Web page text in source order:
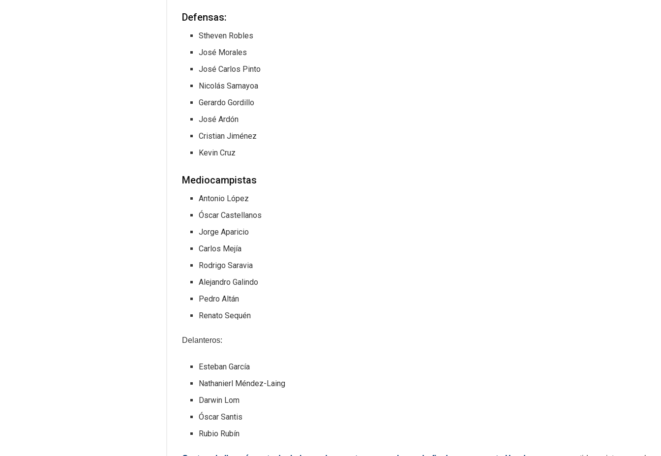
Defensas:
Stheven Robles
José Morales
José Carlos Pinto
Nicolás Samayoa
Gerardo Gordillo
José Ardón
Cristian Jiménez
Kevin Cruz
Mediocampistas
Antonio López
Óscar Castellanos
Jorge Aparicio
Carlos Mejía
Rodrigo Saravia
Alejandro Galindo
Pedro Altán
Renato Sequén
Delanteros:
Esteban García
Nathanierl Méndez-Laing
Darwin Lom
Óscar Santis
Rubio Rubín